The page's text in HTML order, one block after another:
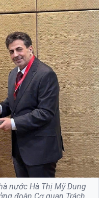
nước Hà Thị Mỹ Dung